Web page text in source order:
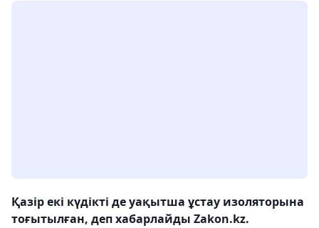
Қазір екі күдікті де уақытша ұстау изоляторына
тоғытылған, деп хабарлайды Zakon.kz.